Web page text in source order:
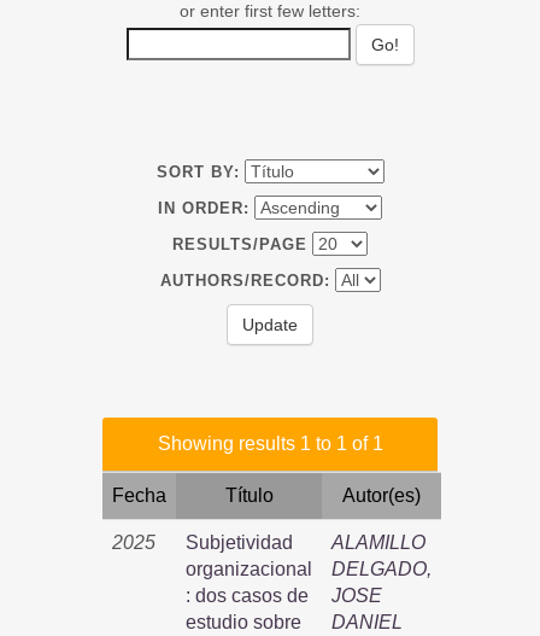
or enter first few letters:
SORT BY:
IN ORDER:
RESULTS/PAGE
AUTHORS/RECORD:
Showing results 1 to 1 of 1
Fecha Título Autor(es)
2025
Subjetividad
organizacional
: dos casos de
estudio sobre
ALAMILLO
DELGADO,
JOSE
DANIEL